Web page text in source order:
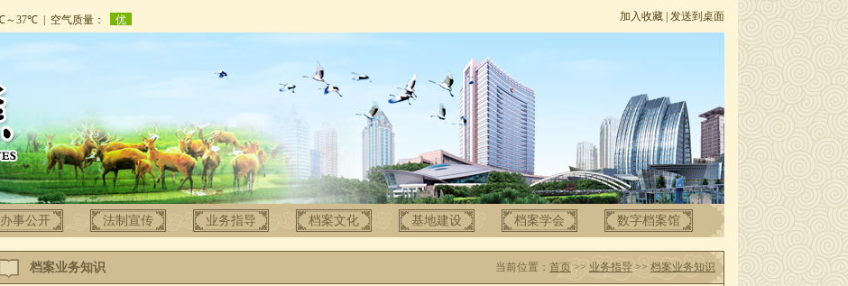
加入收藏 发送到桌面
办事公开 法制宣传 业务指导 档案文化 基地建设 档案学会 数字档案馆
档案业务知识 当前位置： 首页 >> 业务指导 >> 档案业务知识